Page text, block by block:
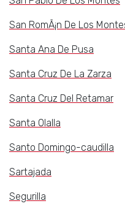
San RomÃ¡n De Los
Santa Ana De Pusa
Santa Cruz De La Zarza
Santa Cruz Del Retamar
Santa Olalla
Santo Domingo-caudilla
Sartajada
Segurilla